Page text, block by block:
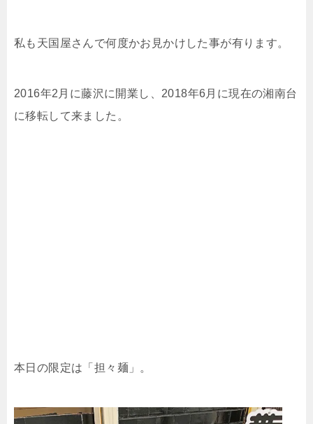
私も天国屋さんで何度かお見かけした事が有ります。
2016年2月に藤沢に開業し、2018年6月に現在の湘南台
に移転して来ました。
本日の限定は「担々麺」。